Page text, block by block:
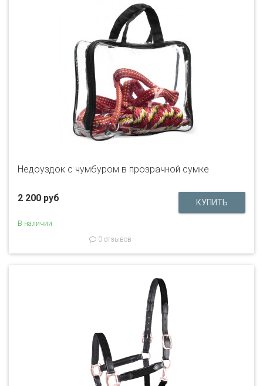
Недоуздок c чумбуром в прозрачной сумке
2 200 руб
В наличии
0 отзывов